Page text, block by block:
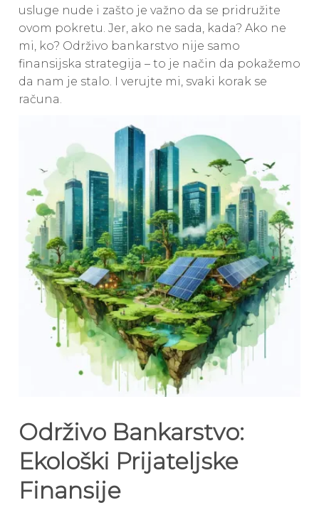
usluge nude i zašto je važno da se pridružite
ovom pokretu. Jer, ako ne sada, kada? Ako ne
mi, ko? Održivo bankarstvo nije samo
finansijska strategija – to je način da pokažemo
da nam je stalo. I verujte mi, svaki korak se
računa.
Održivo Bankarstvo:
Ekološki Prijateljske
Finansije